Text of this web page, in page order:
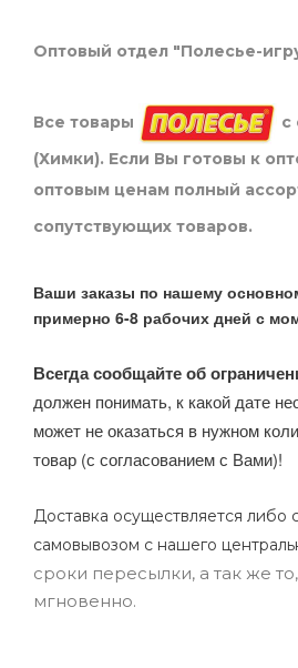
Оптовый отдел "Полесье-
Все товары
с
(Химки). Если Вы готовы к
оптовым ценам полный
сопутствующих товаров.
Ваши заказы по нашему
примерно 6-8 рабочих дней с
Всегда сообщайте об
должен понимать, к какой дате
может не оказаться в нужном
товар (с согласованием с Вами)!
Доставка осуществляется
самовывозом с нашего
сроки пересылки, а так же
мгновенно.